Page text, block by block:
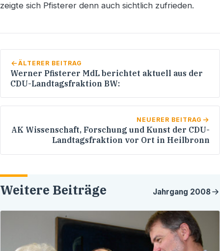
zeigte sich Pfisterer denn auch sichtlich zufrieden.
ÄLTERER BEITRAG
Werner Pfisterer MdL berichtet aktuell aus der
CDU-Landtagsfraktion BW:
NEUERER BEITRAG
AK Wissenschaft, Forschung und Kunst der CDU-
Landtagsfraktion vor Ort in Heilbronn
Weitere Beiträge Jahrgang 2008